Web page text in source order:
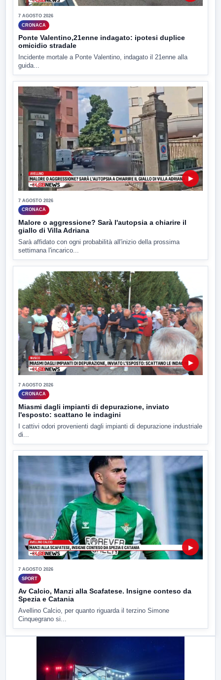
7 AGOSTO 2026
CRONACA
Ponte Valentino,21enne indagato: ipotesi duplice
omicidio stradale
Incidente mortale a Ponte Valentino, indagato il 21enne alla
guida...
▶
7 AGOSTO 2026
CRONACA
Malore o aggressione? Sarà l'autopsia a chiarire il
giallo di Villa Adriana
Sarà affidato con ogni probabilità all'inizio della prossima
settimana l'incarico...
▶
7 AGOSTO 2026
CRONACA
Miasmi dagli impianti di depurazione, inviato
l'esposto: scattano le indagini
I cattivi odori provenienti dagli impianti di depurazione industriale
di...
▶
7 AGOSTO 2026
SPORT
Av Calcio, Manzi alla Scafatese. Insigne conteso da
Spezia e Catania
Avellino Calcio, per quanto riguarda il terzino Simone
Cinquegrano si...